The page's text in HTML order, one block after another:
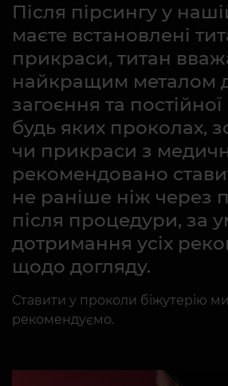
Після пірсингу у
маєте встановлені
прикраси, титан
найкращим металом
загоєння та
будь яких проколах,
чи прикраси з
рекомендовано
не раніше ніж через
після процедури, за
дотримання усіх
щодо догляду.
Ставити у проколи біжутерію
рекомендуємо.